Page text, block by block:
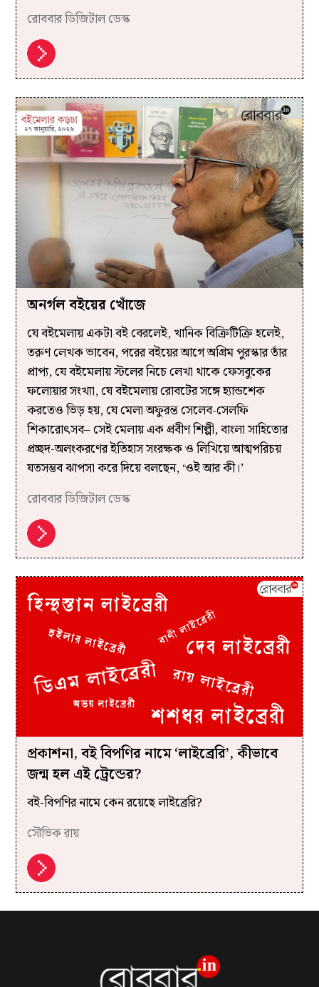
রোববার ডিজিটাল ডেস্ক
অনর্গল বইয়ের খোঁজে
যে বইমেলায় একটা বই বেরলেই, খানিক বিক্রিটিক্রি হলেই,
তরুণ লেখক ভাবেন, পরের বইয়ের আগে অগ্রিম পুরস্কার তাঁর
প্রাপ্য, যে বইমেলায় স্টলের নিচে লেখা থাকে ফেসবুকের
ফলোয়ার সংখ্যা, যে বইমেলায় রোবটের সঙ্গে হ্যান্ডশেক
করতেও ভিড় হয়, যে মেলা অফুরন্ত সেলেব-সেলফি
শিকারোৎসব– সেই মেলায় এক প্রবীণ শিল্পী, বাংলা সাহিত্যের
প্রচ্ছদ-অলংকরণের ইতিহাস সংরক্ষক ও লিখিয়ে আত্মপরিচয়
যতসম্ভব ঝাপসা করে দিয়ে বলছেন, ‘ওই আর কী।’
রোববার ডিজিটাল ডেস্ক
প্রকাশনা, বই বিপণির নামে ‘লাইব্রেরি’, কীভাবে
জন্ম হল এই ট্রেন্ডের?
বই-বিপণির নামে কেন রয়েছে লাইব্রেরি?
সৌভিক রায়